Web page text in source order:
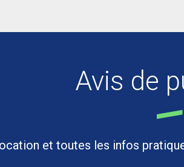
Avis de
et toutes les infos